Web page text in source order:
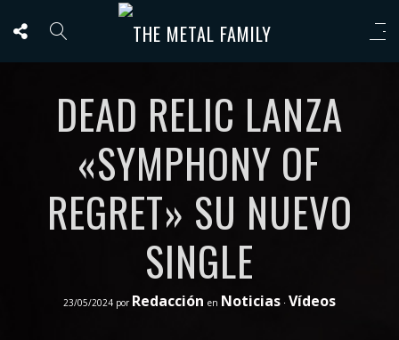
DEAD RELIC LANZA
«SYMPHONY OF
REGRET» SU NUEVO
SINGLE
23/05/2024 por Redacción en Noticias ⋅ Vídeos